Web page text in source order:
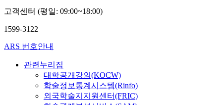
고객센터 (평일: 09:00~18:00)
1599-3122
ARS 번호안내
관련누리집
대학공개강의(KOCW)
학술정보통계시스템(Rinfo)
외국학술지지원센터(FRIC)